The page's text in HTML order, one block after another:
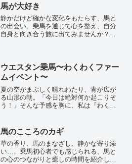
馬が大好き
静かだけど確かな変化をもたらす、馬と
の出会い。乗馬を通じて心を整え、自分
自身と向き合う旅に出てみませんか？初
ウエスタン乗馬〜わくわくファー
ムイベント〜
夏の空がまぶしく晴れわたり、青が広が
る山形の朝。「今日は絶対何か起こりそ
う！」そんな予感を胸に、私は『わくわ
のファームですが、この日は一味違いま
した。ファームのビアハウ...
馬のこころのカギ
草の香り、馬のまなざし、静かな寄り添
い…。乗馬初心者でも感じられる、馬と
の心のつながりと癒しの時間を紹介しま